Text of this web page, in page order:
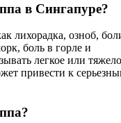
в Сингапуре?
лихорадка, озноб,
боль в горле и
легкое или
привести к